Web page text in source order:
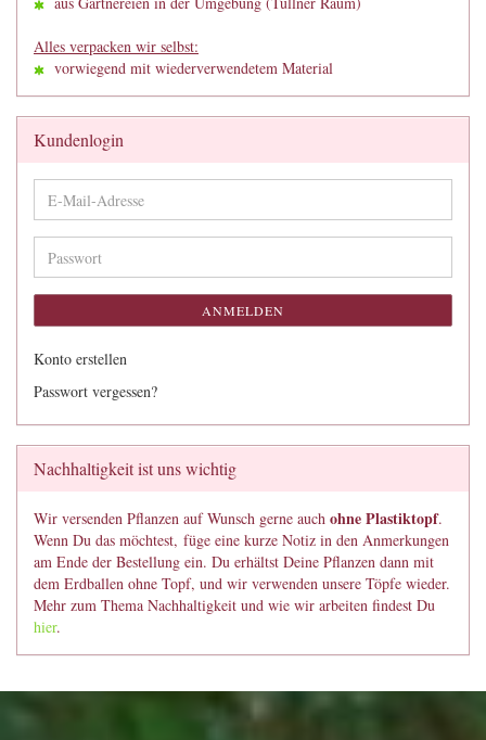
Alles verpacken wir selbst:
vorwiegend mit wiederverwendetem Material
Kundenlogin
E-
Mail-
Adresse
Passwort
ANMELDEN
Konto erstellen
Passwort vergessen?
Nachhaltigkeit ist uns wichtig
Wir versenden Pflanzen auf Wunsch gerne auch ohne Plastiktopf.
Wenn Du das möchtest, füge eine kurze Notiz in den Anmerkungen
am Ende der Bestellung ein. Du erhältst Deine Pflanzen dann mit
dem Erdballen ohne Topf, und wir verwenden unsere Töpfe wieder.
Mehr zum Thema Nachhaltigkeit und wie wir arbeiten findest Du
hier.